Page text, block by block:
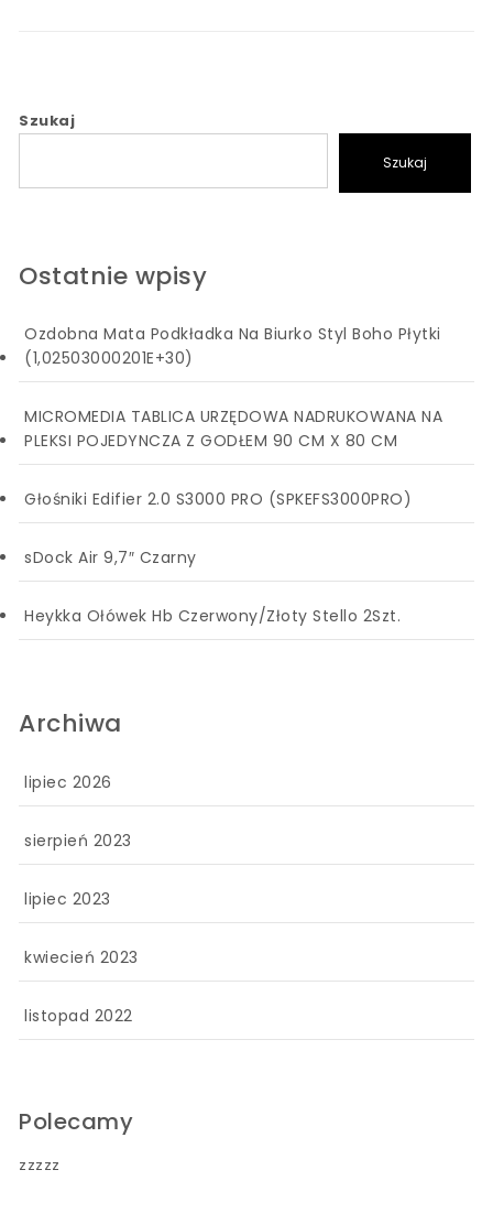
Szukaj
Szukaj
Ostatnie wpisy
Ozdobna Mata Podkładka Na Biurko Styl Boho Płytki
(1,02503000201E+30)
MICROMEDIA TABLICA URZĘDOWA NADRUKOWANA NA
PLEKSI POJEDYNCZA Z GODŁEM 90 CM X 80 CM
Głośniki Edifier 2.0 S3000 PRO (SPKEFS3000PRO)
sDock Air 9,7″ Czarny
Heykka Ołówek Hb Czerwony/Złoty Stello 2Szt.
Archiwa
lipiec 2026
sierpień 2023
lipiec 2023
kwiecień 2023
listopad 2022
Polecamy
zzzzz